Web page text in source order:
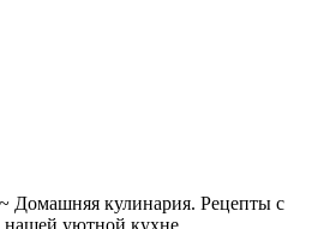
~ Домашняя кулинария. Рецепты с
уютной кухне.